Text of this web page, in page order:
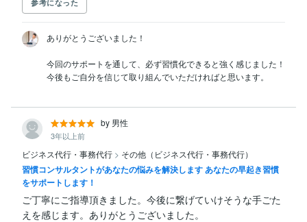
参考になった
ありがとうございました！
今回のサポートを通して、必ず習慣化できると強く感じました！
by 男性
3年以上前
ビジネス代行・事務代行 > その他（ビジネス代行・事務代行）
習慣コンサルタントがあなたの悩みを解決します あなたの早起き習慣
をサポートします！
ご丁寧にご指導頂きました。今後に繋げていけそうな手ごた
えを感じます。ありがとうございました。